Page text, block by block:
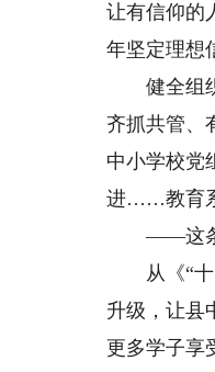
让有信仰的
年坚定理想
健全组织
齐抓共管、
中小学校党
进……教育系
——这条道
从《“十
升级，让县
更多学子享